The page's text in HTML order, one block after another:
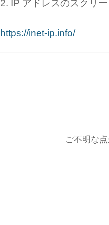
2. IP アドレスのスクリ
https://inet-ip.info/
ご不明な